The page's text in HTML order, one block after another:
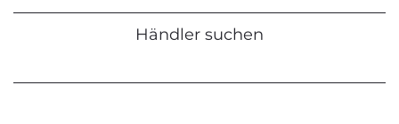
Händler suchen